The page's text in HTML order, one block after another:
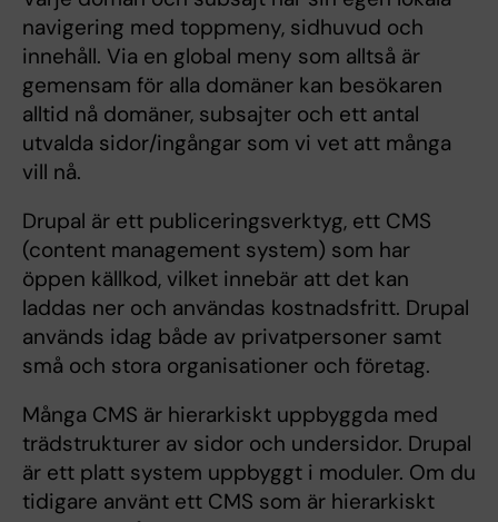
navigering med toppmeny, sidhuvud och
innehåll. Via en global meny som alltså är
gemensam för alla domäner kan besökaren
alltid nå domäner, subsajter och ett antal
utvalda sidor/ingångar som vi vet att många
vill nå.
Drupal är ett publiceringsverktyg, ett CMS
(content management system) som har
öppen källkod, vilket innebär att det kan
laddas ner och användas kostnadsfritt. Drupal
används idag både av privatpersoner samt
små och stora organisationer och företag.
Många CMS är hierarkiskt uppbyggda med
trädstrukturer av sidor och undersidor. Drupal
är ett platt system uppbyggt i moduler. Om du
tidigare använt ett CMS som är hierarkiskt